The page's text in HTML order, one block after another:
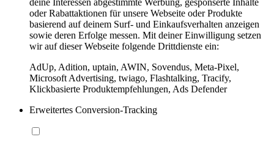
deine Interessen abgestimmte Werbung, gesponserte Inhalte
oder Rabattaktionen für unsere Webseite oder Produkte
basierend auf deinem Surf- und Einkaufsverhalten anzeigen
sowie deren Erfolge messen. Mit deiner Einwilligung setzen
wir auf dieser Webseite folgende Drittdienste ein:
AdUp, Adition, uptain, AWIN, Sovendus, Meta-Pixel,
Microsoft Advertising, twiago, Flashtalking, Tracify,
Klickbasierte Produktempfehlungen, Ads Defender
Erweitertes Conversion-Tracking